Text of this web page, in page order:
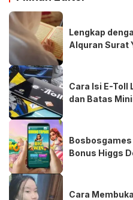
Lengkap
Alquran Surat
Cara Isi E-Toll
dan Batas
Bosbosgames
Bonus Higgs
Cara